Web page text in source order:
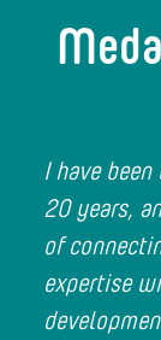
I have
20 years,
of
expertise